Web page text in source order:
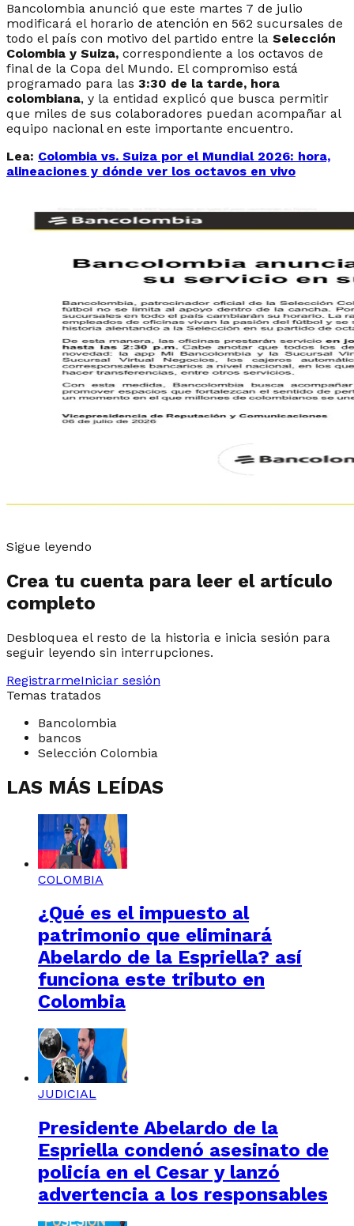
Bancolombia anunció que este martes 7 de julio
modificará el horario de atención en 562 sucursales de
todo el país con motivo del partido entre la Selección
Colombia y Suiza, correspondiente a los octavos de
final de la Copa del Mundo. El compromiso está
programado para las 3:30 de la tarde, hora
colombiana, y la entidad explicó que busca permitir
que miles de sus colaboradores puedan acompañar al
equipo nacional en este importante encuentro.
Lea: Colombia vs. Suiza por el Mundial 2026: hora,
alineaciones y dónde ver los octavos en vivo
Sigue leyendo
Crea tu cuenta para leer el artículo
completo
Desbloquea el resto de la historia e inicia sesión para
seguir leyendo sin interrupciones.
RegistrarmeIniciar sesión
Temas tratados
Bancolombia
bancos
Selección Colombia
LAS MÁS LEÍDAS
COLOMBIA
¿Qué es el impuesto al
patrimonio que eliminará
Abelardo de la Espriella? así
funciona este tributo en
Colombia
JUDICIAL
Presidente Abelardo de la
Espriella condenó asesinato de
policía en el Cesar y lanzó
advertencia a los responsables